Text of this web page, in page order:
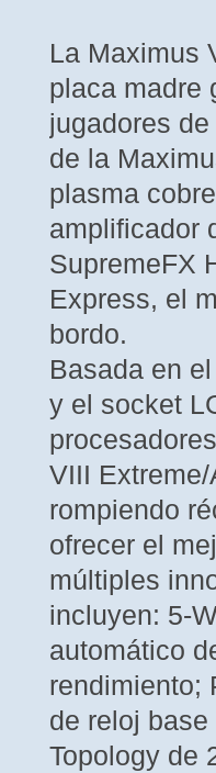
La Maximus
placa madre
jugadores
de la
plasma
amplificador
SupremeFX
Express, el
bordo.
Basada en
y el socket
VIII
rompiendo
ofrecer el
múltiples
incluyen: 5-
automático
rendimiento;
de reloj
Topology de